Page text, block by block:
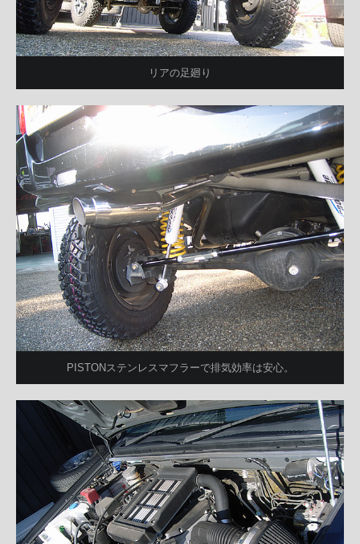
リアの足廻り
PISTONステンレスマフラーで排気効率は安心。